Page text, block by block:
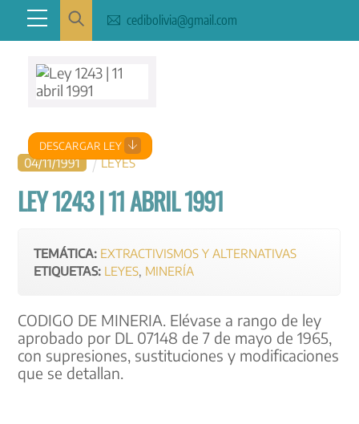
content
Menu cedibolivia@gmail.com
04/11/1991 LEYES
LEY 1243 | 11 ABRIL 1991
TEMÁTICA: EXTRACTIVISMOS Y ALTERNATIVAS
ETIQUETAS: LEYES MINERÍA
CODIGO DE MINERIA. Elévase a rango de ley
aprobado por DL 07148 de 7 de mayo de 1965,
con supresiones, sustituciones y modificaciones
que se detallan.
DESCARGAR LEY